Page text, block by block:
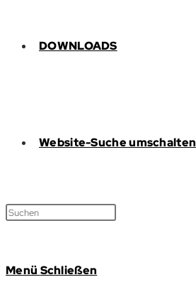
DOWNLOADS
Website-Suche umschalten
Menü Schließen